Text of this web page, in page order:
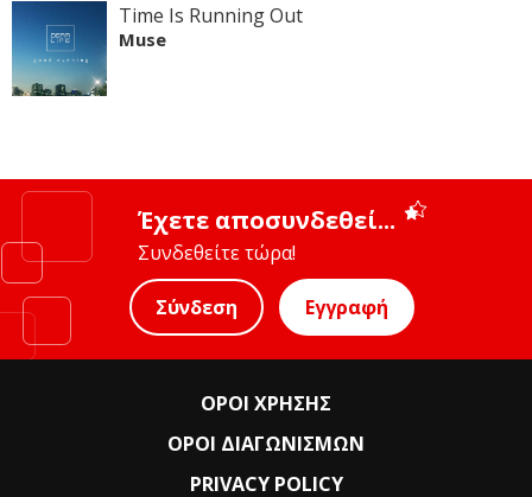
Time Is Running Out
Muse
Έχετε αποσυνδεθεί...
Συνδεθείτε τώρα!
Σύνδεση Εγγραφή
ΟΡΟΙ ΧΡΗΣΗΣ
ΟΡΟΙ ΔΙΑΓΩΝΙΣΜΩΝ
PRIVACY POLICY